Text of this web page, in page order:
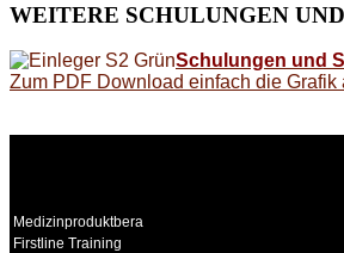
WEITERE SCHULUNGEN
Schulungen und
Zum PDF Download einfach die Grafik
Medizinproduktberater
Firstline Training